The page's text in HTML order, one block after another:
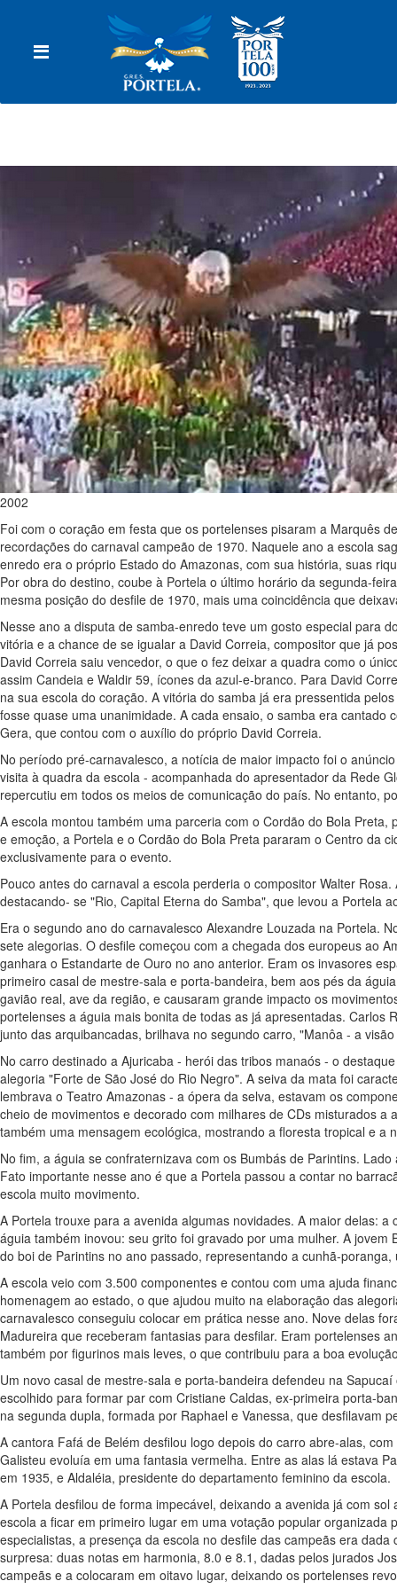
2002
Foi com o coração em festa que os portelenses pisaram a Marquês
recordações do carnaval campeão de 1970. Naquele ano a escola
enredo era o próprio Estado do Amazonas, com sua história, suas
Por obra do destino, coube à Portela o último horário da segunda-
mesma posição do desfile de 1970, mais uma coincidência que
Nesse ano a disputa de samba-enredo teve um gosto especial para
vitória e a chance de se igualar a David Correia, compositor que já
David Correia saiu vencedor, o que o fez deixar a quadra como o
assim Candeia e Waldir 59, ícones da azul-e-branco. Para David
na sua escola do coração. A vitória do samba já era pressentida
fosse quase uma unanimidade. A cada ensaio, o samba era
Gera, que contou com o auxílio do próprio David Correia.
No período pré-carnavalesco, a notícia de maior impacto foi o
visita à quadra da escola - acompanhada do apresentador da Rede
repercutiu em todos os meios de comunicação do país. No entanto,
A escola montou também uma parceria com o Cordão do Bola
e emoção, a Portela e o Cordão do Bola Preta pararam o Centro da
exclusivamente para o evento.
Pouco antes do carnaval a escola perderia o compositor Walter
destacando- se "Rio, Capital Eterna do Samba", que levou a Portela
Era o segundo ano do carnavalesco Alexandre Louzada na Portela.
sete alegorias. O desfile começou com a chegada dos europeus ao
ganhara o Estandarte de Ouro no ano anterior. Eram os invasores
primeiro casal de mestre-sala e porta-bandeira, bem aos pés da
gavião real, ave da região, e causaram grande impacto os
portelenses a águia mais bonita de todas as já apresentadas.
junto das arquibancadas, brilhava no segundo carro, "Manôa - a
No carro destinado a Ajuricaba - herói das tribos manaós - o
alegoria "Forte de São José do Rio Negro". A seiva da mata foi
lembrava o Teatro Amazonas - a ópera da selva, estavam os
cheio de movimentos e decorado com milhares de CDs misturados
também uma mensagem ecológica, mostrando a floresta tropical e a
No fim, a águia se confraternizava com os Bumbás de Parintins.
Fato importante nesse ano é que a Portela passou a contar no
escola muito movimento.
A Portela trouxe para a avenida algumas novidades. A maior delas:
águia também inovou: seu grito foi gravado por uma mulher. A
do boi de Parintins no ano passado, representando a cunhã-
A escola veio com 3.500 componentes e contou com uma ajuda
homenagem ao estado, o que ajudou muito na elaboração das
carnavalesco conseguiu colocar em prática nesse ano. Nove delas
Madureira que receberam fantasias para desfilar. Eram portelenses
também por figurinos mais leves, o que contribuiu para a boa
Um novo casal de mestre-sala e porta-bandeira defendeu na
escolhido para formar par com Cristiane Caldas, ex-primeira porta-
na segunda dupla, formada por Raphael e Vanessa, que desfilavam
A cantora Fafá de Belém desfilou logo depois do carro abre-alas,
Galisteu evoluía em uma fantasia vermelha. Entre as alas lá estava
em 1935, e Aldaléia, presidente do departamento feminino da escola.
A Portela desfilou de forma impecável, deixando a avenida já com
escola a ficar em primeiro lugar em uma votação popular
especialistas, a presença da escola no desfile das campeãs era
surpresa: duas notas em harmonia, 8.0 e 8.1, dadas pelos jurados
campeãs e a colocaram em oitavo lugar, deixando os portelenses